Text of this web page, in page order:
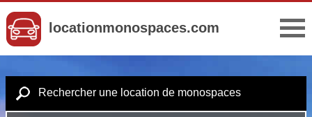
locationmonospaces.com
Rechercher une location de monospaces